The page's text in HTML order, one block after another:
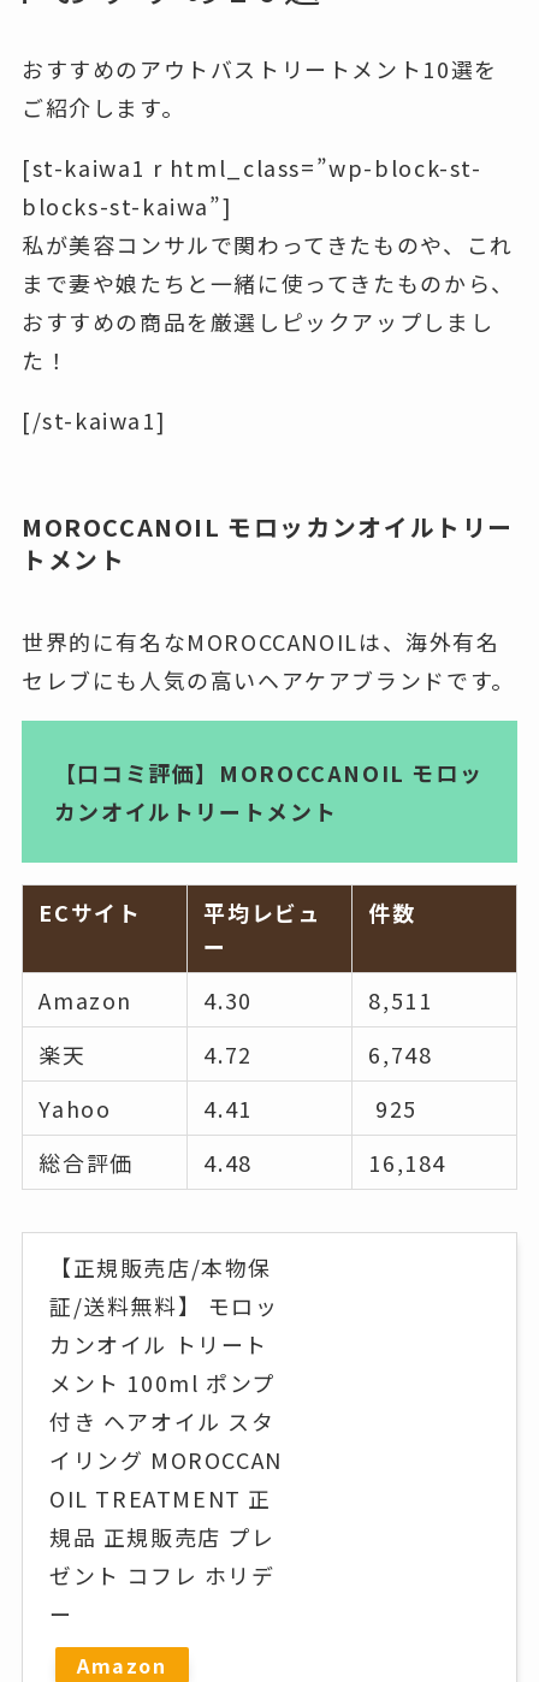
おすすめのアウトバストリートメント10選を
ご紹介します。
[st-kaiwa1 r html_class=”wp-block-st-
blocks-st-kaiwa”]
私が美容コンサルで関わってきたものや、これ
まで妻や娘たちと一緒に使ってきたものから、
おすすめの商品を厳選しピックアップしまし
た！
[/st-kaiwa1]
MOROCCANOIL モロッカンオイルトリー
トメント
世界的に有名なMOROCCANOILは、海外有名
セレブにも人気の高いヘアケアブランドです。
【口コミ評価】MOROCCANOIL モロッ
カンオイルトリートメント
ECサイト
平均レビュ
ー
件数
Amazon 4.30
8,511
楽天
4.72
6,748
Yahoo
4.41
925
総合評価
4.48 16,184
【正規販売店/本物保
証/送料無料】 モロッ
カンオイル トリート
メント 100ml ポンプ
付き ヘアオイル スタ
イリング MOROCCAN
OIL TREATMENT 正
規品 正規販売店 プレ
ゼント コフレ ホリデ
ー
Amazon